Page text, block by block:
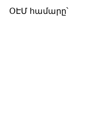
ՕԷՄ համարը՝